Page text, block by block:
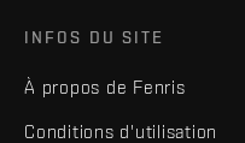
INFOS DU SITE
À propos de Fenris
Conditions d'utilisation